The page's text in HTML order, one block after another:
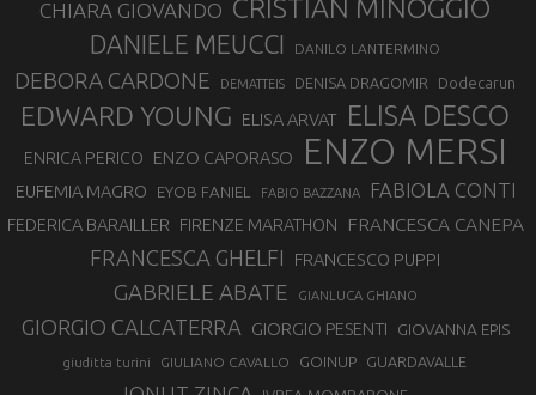
CHIARA GIOVANDO CRISTIAN MINOGGIO
DANIELE MEUCCI DANILO LANTERMINO
DEBORA CARDONE DEMATTEIS DENISA DRAGOMIR Dodecarun
EDWARD YOUNG ELISA ARVAT ELISA DESCO
ENRICA PERICO ENZO CAPORASO ENZO MERSI
EUFEMIA MAGRO EYOB FANIEL FABIO BAZZANA FABIOLA CONTI
FEDERICA BARAILLER FIRENZE MARATHON FRANCESCA CANEPA
FRANCESCA GHELFI FRANCESCO PUPPI
GABRIELE ABATE GIANLUCA GHIANO
GIORGIO CALCATERRA GIORGIO PESENTI GIOVANNA EPIS
giuditta turini GIULIANO CAVALLO GOINUP GUARDAVALLE